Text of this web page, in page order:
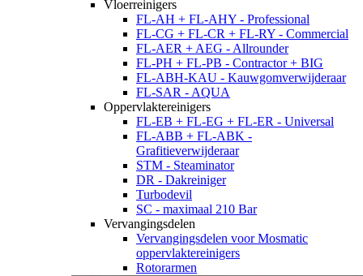
Vloerreinigers
FL-AH + FL-AHY - Professional
FL-CG + FL-CR + FL-RY - Commercial
FL-AER + AEG - Allrounder
FL-PH + FL-PB - Contractor + BIG
FL-ABH-KAU - Kauwgomverwijderaar
FL-SAR - AQUA
Oppervlaktereinigers
FL-EB + FL-EG + FL-ER - Universal
FL-ABB + FL-ABK -
Grafitieverwijderaar
STM - Steaminator
DR - Dakreiniger
Turbodevil
SC - maximaal 210 Bar
Vervangingsdelen
Vervangingsdelen voor Mosmatic
oppervlaktereinigers
Rotorarmen